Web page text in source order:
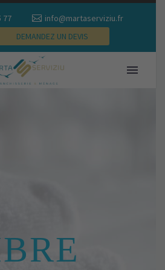
77
info@martaserviziu.fr
DEMANDEZ UN DEVIS